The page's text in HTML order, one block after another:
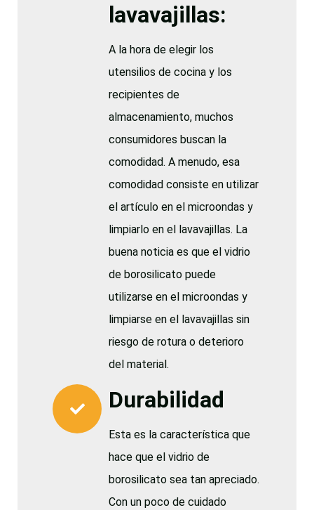
lavavajillas:
A la hora de elegir los
utensilios de cocina y los
recipientes de
almacenamiento, muchos
consumidores buscan la
comodidad. A menudo, esa
comodidad consiste en utilizar
el artículo en el microondas y
limpiarlo en el lavavajillas. La
buena noticia es que el vidrio
de borosilicato puede
utilizarse en el microondas y
limpiarse en el lavavajillas sin
riesgo de rotura o deterioro
del material.
Durabilidad
Esta es la característica que
hace que el vidrio de
borosilicato sea tan apreciado.
Con un poco de cuidado